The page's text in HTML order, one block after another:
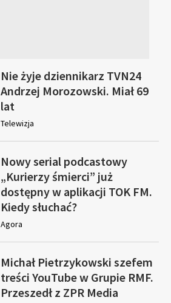
Nie żyje dziennikarz TVN24
Andrzej Morozowski. Miał 69
lat
Telewizja
Nowy serial podcastowy
„Kurierzy śmierci” już
dostępny w aplikacji TOK FM.
Kiedy słuchać?
Agora
Michał Pietrzykowski szefem
treści YouTube w Grupie RMF.
Przeszedł z ZPR Media